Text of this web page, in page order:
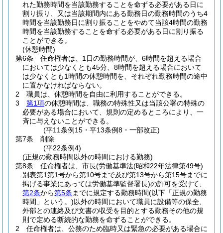
れた勤務時間を当該勤務することを命ずる必要がある日に
割り振り、又は当該期間内にある勤務日の勤務時間のうち4
時間を当該勤務日に割り振ることをやめて当該4時間の勤務
時間を当該勤務することを命ずる必要がある日に割り振る
ことができる。
(休憩時間)
第6条
任命権者は、1日の勤務時間が、6時間を超える場合
においては少なくとも45分、8時間を超える場合において
は少なくとも1時間の休憩時間を、それぞれ勤務時間の途中
に置かなければならない。
2
職員は、休憩時間を自由に利用することができる。
3
第1項の休憩時間は、職務の特殊性又は当該公署の特殊の
必要がある場合において、規則の定めるところにより、一
斉に与えないことができる。
(平11条例15・平13条例8・一部改正)
第7条
削除
(平22条例4)
(正規の勤務時間以外の時間における勤務)
第8条
任命権者は、市長(労働基準法(昭和22年法律第49号)
別表第1第1号から第10号まで及び第13号から第15号までに
掲げる事業にあっては労働基準監督署長)の許可を受けて、
第2条から第5条 までに規定する勤務時間(以下「正規の勤務
時間」という。)以外の時間において職員に設備等の保全、
外部との連絡及び文書の収受を目的とする勤務その他の規
則で定める断続的な勤務を命ずることができる。
2
任命権者は、公務のため臨時又は緊急の必要がある場合に